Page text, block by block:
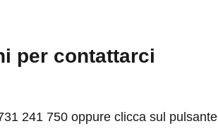
per contattarci
241 750 oppure clicca sul pulsante